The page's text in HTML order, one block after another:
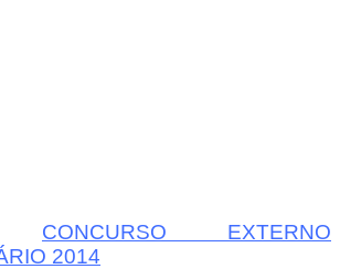
CONCURSO EXTERNO
2014